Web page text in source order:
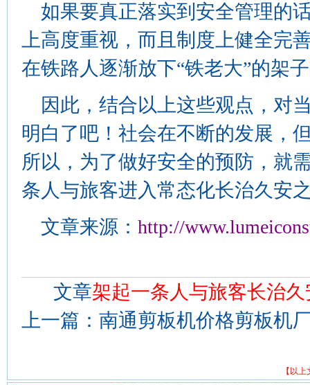
如果要真正落实到安全管理的
上高度重视，而且制度上健全完
在铁路人逐渐放下“铁老大”的架
因此，结合以上这些观点，对
明白了吧！社会在不断的发展，
所以，为了做好安全的预防，就
条人与旅客进入常态化长治久安
文章来源： http://
文章架起一条人与旅客长治
上一篇： 南通剪板机价格剪板机
【以